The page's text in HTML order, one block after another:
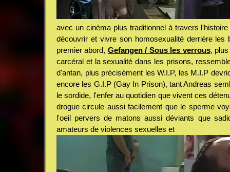
avec un cinéma plus traditionnel à travers
découvrir et vivre son homosexualité derrière les
premier abord, Gefangen / Sous les verrous, plus
carcéral et la sexualité dans les prisons,
d'antan, plus précisément les W.I.P, les M.I.P
encore les G.I.P (Gay In Prison), tant Andreas
le sordide, l'enfer au quotidien que vivent ces
drogue circule aussi facilement que le sperme
l'oeil pervers de matons aussi déviants que
amateurs de violences sexuelles et